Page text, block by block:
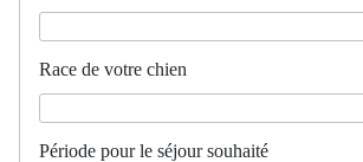
Race de votre chien
Période pour le séjour souhaité